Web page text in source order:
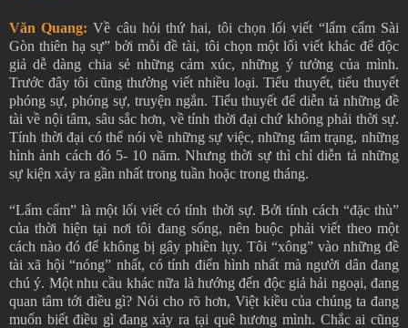
Văn Quang: Về câu hỏi thứ hai, tôi chọn lối viết “lẩm cẩm Sài
Gòn thiên hạ sự” bởi mỗi đề tài, tôi chọn một lối viết khác để độc
giả dễ dàng chia sẻ những cảm xúc, những ý tưởng của mình.
Trước đây tôi cũng thường viết nhiều loại. Tiểu thuyết, tiểu thuyết
phóng sự, phóng sự, truyện ngắn. Tiểu thuyết để diễn tả những đề
tài về nội tâm, sâu sắc hơn, về tính thời đại chứ không phải thời sự.
Tính thời đại có thể nói về những sự việc, những tâm trạng, những
hình ảnh cách đó 5- 10 năm. Nhưng thời sự thì chỉ diễn tả những
sự kiện xảy ra gần nhất trong tuần hoặc trong tháng.
“Lẩm cẩm” là một lối viết có tính thời sự. Bởi tính cách “đặc thù”
của thời hiện tại nơi tôi đang sống, nên buộc phải viết theo một
cách nào đó để không bị gây phiền lụy. Tôi “xông” vào những đề
tài xã hội “nóng” nhất, có tính điển hình nhất mà người dân đang
chú ý. Một nhu cầu khác nữa là hướng đến độc giả hải ngoại, đang
quan tâm tới điều gì? Nói cho rõ hơn, Việt kiều của chúng ta đang
muốn biết điều gì đang xảy ra tại quê hương mình. Chắc ai cũng